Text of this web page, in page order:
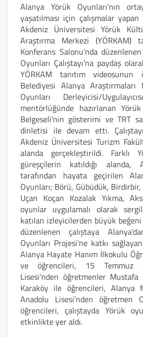
Alanya Yörük Oyunları’nın
yaşatılması için çalışmalar
Akdeniz Üniversitesi Yörük
Araştırma Merkezi (YÖRKAM)
Konferans Salonu’nda
Oyunları Çalıştayı’na paydaş
YÖRKAM tanıtım videosunun
Belediyesi Alanya
Oyunları Derleyicisi/
mentörlüğünde hazırlanan Yörük
Belgeseli’nin gösterimi ve TRT
dinletisi ile devam etti.
Akdeniz Üniversitesi Turizm
alanda gerçekleştirildi. Farklı
güreşçilerin katıldığı alanda,
tarafından hayata geçirilen
Oyunları; Börü, Gübüdük,
Uçan Koçan Kozalak Yıkma,
oyunlar uygulamalı olarak
katılan izleyicilerden büyük beğeni
düzenlenen çalıştaya
Oyunları Projesi'ne katkı
Alanya Hayate Hanım İlkokulu
ve öğrencileri, 15 Temmuz
Lisesi’nden öğretmenler
Karaköy ile öğrencileri, Alanya
Anadolu Lisesi’nden
öğrencileri, çalıştayda Yörük
etkinlikte yer aldı.